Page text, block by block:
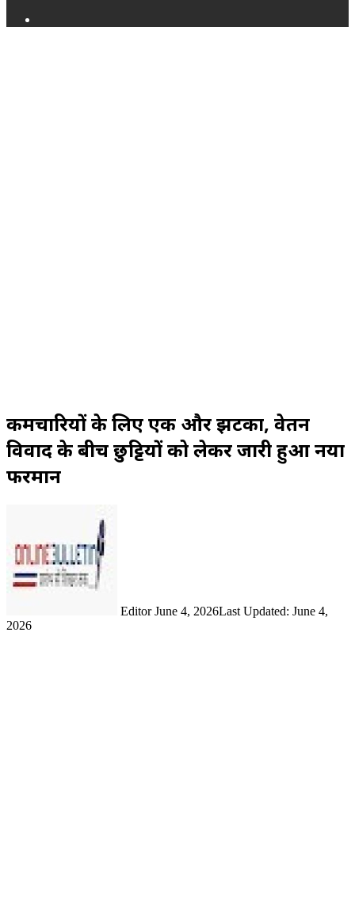
कर्मचारियों के लिए एक और झटका, वेतन
विवाद के बीच छुट्टियों को लेकर जारी हुआ नया
फरमान
Editor June 4, 2026Last Updated: June 4,
2026